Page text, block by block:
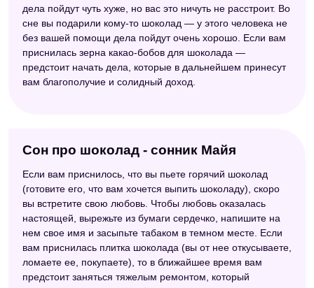
дела пойдут чуть хуже, но вас это ничуть не расстроит. Во
сне вы подарили кому-то шоколад — у этого человека не
без вашей помощи дела пойдут очень хорошо. Если вам
приснилась зерна какао-бобов для шоколада —
предстоит начать дела, которые в дальнейшем принесут
вам благополучие и солидный доход.
Сон про шоколад - сонник Майя
Если вам приснилось, что вы пьете горячий шоколад
(готовите его, что вам хочется выпить шоколаду), скоро
вы встретите свою любовь. Чтобы любовь оказалась
настоящей, вырежьте из бумаги сердечко, напишите на
нем свое имя и засыпьте табаком в темном месте. Если
вам приснилась плитка шоколада (вы от нее откусываете,
ломаете ее, покупаете), то в ближайшее время вам
предстоит заняться тяжелым ремонтом, который